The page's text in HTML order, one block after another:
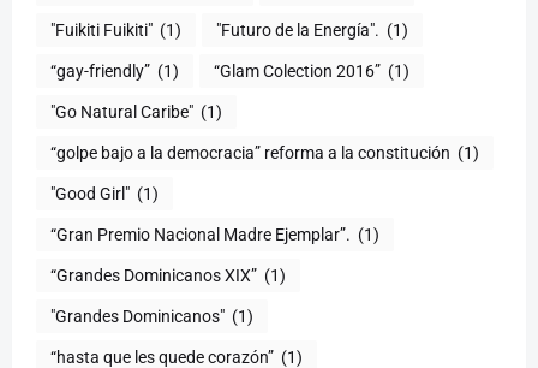
"Fuikiti Fuikiti" (1) "Futuro de la Energía". (1)
“gay-friendly” (1) “Glam Colection 2016” (1)
"Go Natural Caribe" (1)
“golpe bajo a la democracia” reforma a la constitución (1)
"Good Girl" (1)
“Gran Premio Nacional Madre Ejemplar”. (1)
“Grandes Dominicanos XIX” (1)
"Grandes Dominicanos" (1)
(1)